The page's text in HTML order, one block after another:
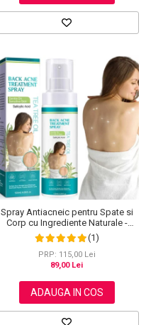
Spray Antiacneic pentru Spate si
Corp cu Ingrediente Naturale -
Reduce Cosurile si Excesul de
Sebum, 120 ml
(1)
PRP: 115,00 Lei
89,00 Lei
ADAUGA IN COS